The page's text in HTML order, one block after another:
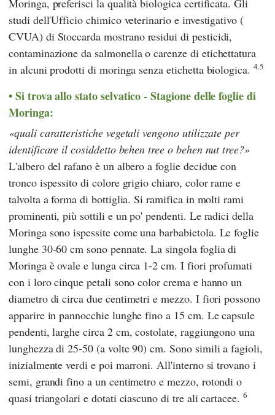
Moringa, preferisci la qualità biologica certificata. Gli
studi dell'Ufficio chimico veterinario e investigativo (
CVUA) di Stoccarda mostrano residui di pesticidi,
contaminazione da salmonella o carenze di etichettatura
in alcuni prodotti di moringa senza etichetta biologica. 4.5
Si trova allo stato selvatico - Stagione delle foglie di
Moringa:
quali caratteristiche vegetali vengono utilizzate per
identificare il cosiddetto behen tree o behen nut tree?
L'albero del rafano è un albero a foglie decidue con
tronco ispessito di colore grigio chiaro, color rame e
talvolta a forma di bottiglia. Si ramifica in molti rami
prominenti, più sottili e un po' pendenti. Le radici della
Moringa sono ispessite come una barbabietola. Le foglie
lunghe 30-60 cm sono pennate. La singola foglia di
Moringa è ovale e lunga circa 1-2 cm. I fiori profumati
con i loro cinque petali sono color crema e hanno un
diametro di circa due centimetri e mezzo. I fiori possono
apparire in pannocchie lunghe fino a 15 cm. Le capsule
pendenti, larghe circa 2 cm, costolate, raggiungono una
lunghezza di 25-50 (a volte 90) cm. Sono simili a fagioli,
inizialmente verdi e poi marroni. All'interno si trovano i
semi, grandi fino a un centimetro e mezzo, rotondi o
quasi triangolari e dotati ciascuno di tre ali cartacee. 6